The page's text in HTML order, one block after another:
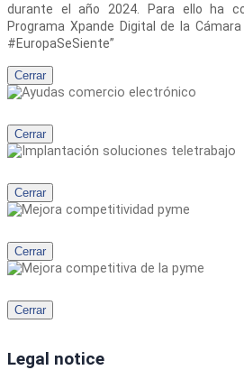
durante el año 2024. Para ello ha
Programa Xpande Digital de la
#EuropaSeSiente”
Cerrar
Cerrar
Cerrar
Cerrar
Cerrar
Legal notice